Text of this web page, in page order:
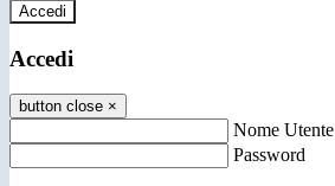
Accedi
Accedi
button close ×
Nome Utente
Password